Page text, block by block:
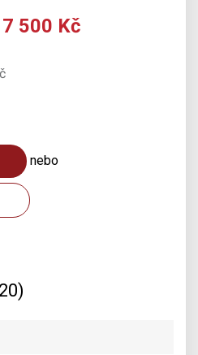
7 500 Kč
nebo